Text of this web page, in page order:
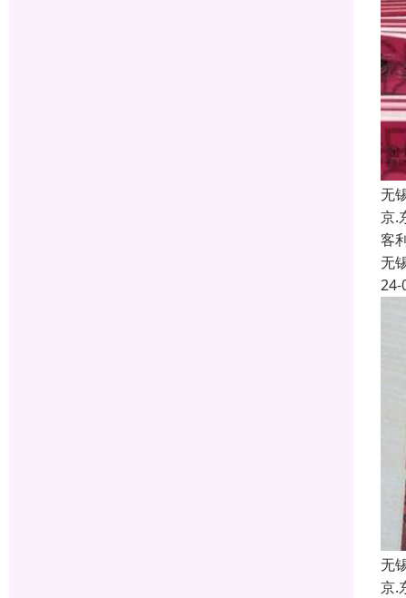
无
京.
客
无
24-
无
京.